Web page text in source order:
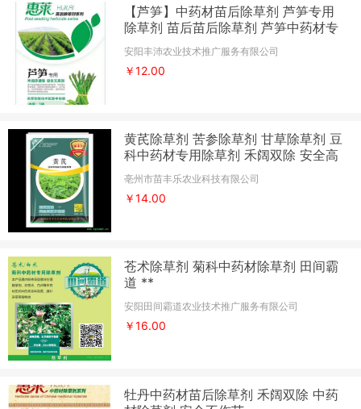
【芦笋】中药材苗后除草剂 芦笋专用
除草剂 苗后苗后除草剂 芦笋中药材专
用除草剂系列
安阳丰沛农业技术推广服务有限公司
￥12.00
黄芪除草剂 苦参除草剂 甘草除草剂 豆
科中药材专用除草剂 禾阔双除 安全高
效不伤苗
亳州市苗丰乐农业科技有限公司
￥14.00
苍术除草剂 菊科中药材除草剂 田间霸
道 **
安阳田间霸道农业技术推广服务有限公司
￥16.00
牡丹中药材苗后除草剂 禾阔双除 中药